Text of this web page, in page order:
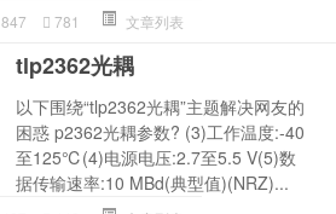
847 781 文章列表
tlp2362光耦
以下围绕“tlp2362光耦”主题解决网友的
困惑 p2362光耦参数? (3)工作温度:-40
至125℃(4)电源电压:2.7至5.5 V(5)数
据传输速率:10 MBd(典型值)(NRZ)...